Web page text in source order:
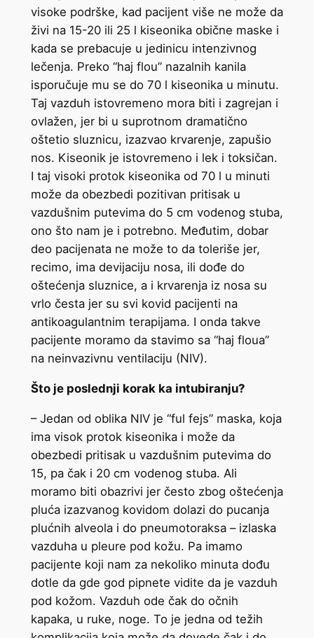
visoke podrške, kad pacijent više ne može da
živi na 15-20 ili 25 l kiseonika obične maske i
kada se prebacuje u jedinicu intenzivnog
lečenja. Preko “haj flou” nazalnih kanila
isporučuje mu se do 70 l kiseonika u minutu.
Taj vazduh istovremeno mora biti i zagrejan i
ovlažen, jer bi u suprotnom dramatično
oštetio sluznicu, izazvao krvarenje, zapušio
nos. Kiseonik je istovremeno i lek i toksičan.
I taj visoki protok kiseonika od 70 l u minuti
može da obezbedi pozitivan pritisak u
vazdušnim putevima do 5 cm vodenog stuba,
ono što nam je i potrebno. Međutim, dobar
deo pacijenata ne može to da toleriše jer,
recimo, ima devijaciju nosa, ili dođe do
oštećenja sluznice, a i krvarenja iz nosa su
vrlo česta jer su svi kovid pacijenti na
antikoagulantnim terapijama. I onda takve
pacijente moramo da stavimo sa “haj floua”
na neinvazivnu ventilaciju (NIV).
Što je poslednji korak ka intubiranju?
– Jedan od oblika NIV je “ful fejs” maska, koja
ima visok protok kiseonika i može da
obezbedi pritisak u vazdušnim putevima do
15, pa čak i 20 cm vodenog stuba. Ali
moramo biti obazrivi jer često zbog oštećenja
pluća izazvanog kovidom dolazi do pucanja
plućnih alveola i do pneumotoraksa – izlaska
vazduha u pleure pod kožu. Pa imamo
pacijente koji nam za nekoliko minuta dođu
dotle da gde god pipnete vidite da je vazduh
pod kožom. Vazduh ode čak do očnih
kapaka, u ruke, noge. To je jedna od težih